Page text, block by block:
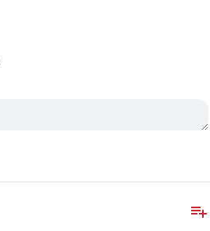
playlist_add